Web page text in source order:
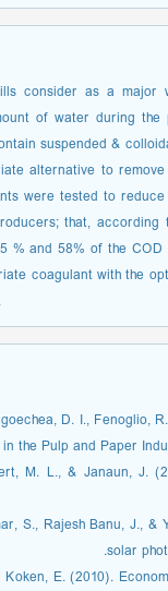
consider as a
of water during
suspended &
alternative to
were tested to
that,
% and 58% of the
coagulant with the
D. I.,
the Pulp and Paper
M. L., & Janaun,
S., Rajesh Banu,
solar
& Koken, E. (2010).